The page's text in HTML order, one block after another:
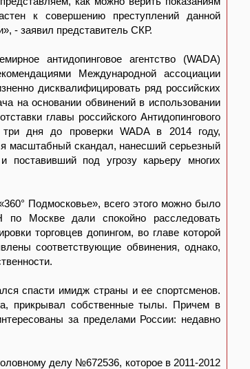
к совершению преступлений данной
- заявил представитель СКР.
антидопинговое агентство (WADA)
Международной ассоциации
дисквалифицировать ряд российских
на основании обвинений в использовании
главы российского Антидопингового
три дня до проверки WADA в 2014 году,
масштабный скандал, нанесший серьезный
поставивший под угрозу карьеру многих
Подмосковье», всего этого можно было
Москве дали спокойно расследовать
торговцев допингом, во главе которой
соответствующие обвинения, однако,
спасти имидж страны и ее спортсменов.
прикрывал собственные тылы. Причем в
за пределами России: недавно
делу №672536, которое в 2011-2012